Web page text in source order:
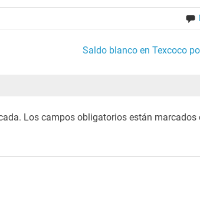
Saldo blanco en Texcoco
Los campos obligatorios están marcados